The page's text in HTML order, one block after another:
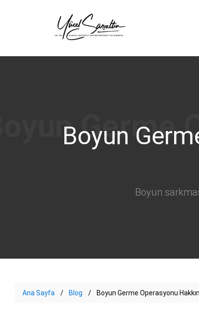
Boyun
Boyun
Ana Sayfa Blog Boyun Germe Operasyonu